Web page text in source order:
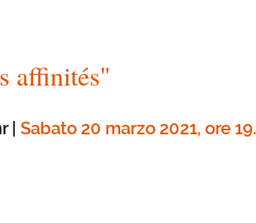
affinités"
| Sabato 20 marzo 2021, ore